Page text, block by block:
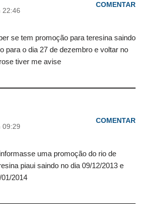
22:46
COMENTAR
se tem promoção para teresina saindo
para o dia 27 de dezembro e voltar no
tiver me avise
09:29
COMENTAR
uma promoção do rio de
piaui saindo no dia 09/12/2013 e
2014